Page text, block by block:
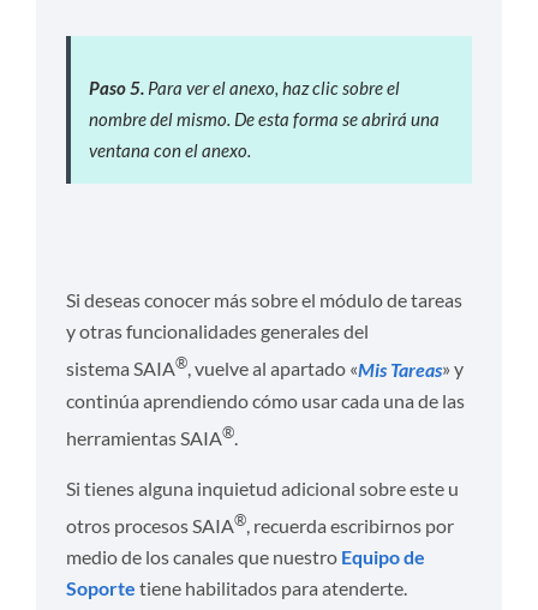
Paso 5. Para ver el anexo, haz clic sobre el
nombre del mismo. De esta forma se abrirá una
ventana con el anexo.
Si deseas conocer más sobre el módulo de tareas
y otras funcionalidades generales del
sistema SAIA®, vuelve al apartado «Mis Tareas» y
continúa aprendiendo cómo usar cada una de las
herramientas SAIA®.
Si tienes alguna inquietud adicional sobre este u
otros procesos SAIA®, recuerda escribirnos por
medio de los canales que nuestro Equipo de
Soporte tiene habilitados para atenderte.